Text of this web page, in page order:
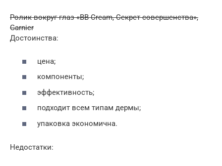
Ролик вокруг глаз «BB Cream, Секрет совершенства»,
Garnier
Достоинства:
цена;
компоненты;
эффективность;
подходит всем типам дермы;
упаковка экономична.
Недостатки: